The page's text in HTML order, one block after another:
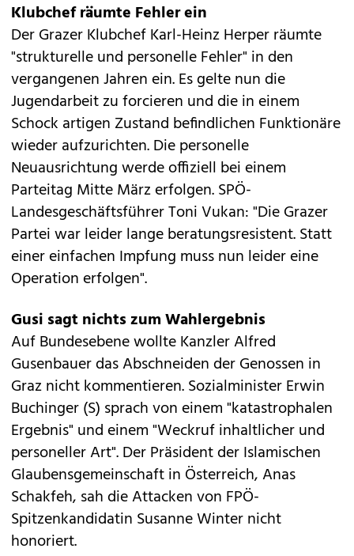
Klubchef räumte Fehler ein
Der Grazer Klubchef Karl-Heinz Herper räumte
"strukturelle und personelle Fehler" in den
vergangenen Jahren ein. Es gelte nun die
Jugendarbeit zu forcieren und die in einem
Schock artigen Zustand befindlichen Funktionäre
wieder aufzurichten. Die personelle
Neuausrichtung werde offiziell bei einem
Parteitag Mitte März erfolgen. SPÖ-
Landesgeschäftsführer Toni Vukan: "Die Grazer
Partei war leider lange beratungsresistent. Statt
einer einfachen Impfung muss nun leider eine
Operation erfolgen".
Gusi sagt nichts zum Wahlergebnis
Auf Bundesebene wollte Kanzler Alfred
Gusenbauer das Abschneiden der Genossen in
Graz nicht kommentieren. Sozialminister Erwin
Buchinger (S) sprach von einem "katastrophalen
Ergebnis" und einem "Weckruf inhaltlicher und
personeller Art". Der Präsident der Islamischen
Glaubensgemeinschaft in Österreich, Anas
Schakfeh, sah die Attacken von FPÖ-
Spitzenkandidatin Susanne Winter nicht
honoriert.